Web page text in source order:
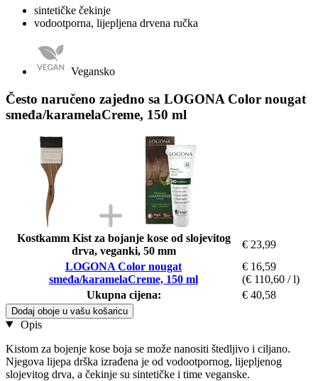
sintetičke čekinje
vodootporna, lijepljena drvena ručka
Vegansko
Često naručeno zajedno sa LOGONA Color nougat
smeđa/karamelaCreme, 150 ml
Kostkamm Kist za bojanje kose od slojevitog
drva, veganki, 50 mm
€ 23,99
LOGONA Color nougat
smeđa/karamelaCreme, 150 ml
€ 16,59
(€ 110,60 / l)
Ukupna cijena:
€ 40,58
Dodaj oboje u vašu košaricu
Opis
Kistom za bojenje kose boja se može nanositi štedljivo i ciljano.
Njegova lijepa drška izrađena je od vodootpornog, lijepljenog
slojevitog drva, a čekinje su sintetičke i time veganske.